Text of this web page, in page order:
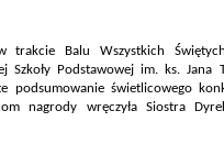
trakcie Balu Wszystkich
Szkoły Podstawowej im. ks. Jana
podsumowanie świetlicowego
nagrody wręczyła Siostra